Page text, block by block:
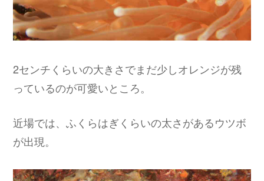
2センチくらいの大きさでまだ少しオレンジが残
っているのが可愛いところ。
近場では、ふくらはぎくらいの太さがあるウツボ
が出現。